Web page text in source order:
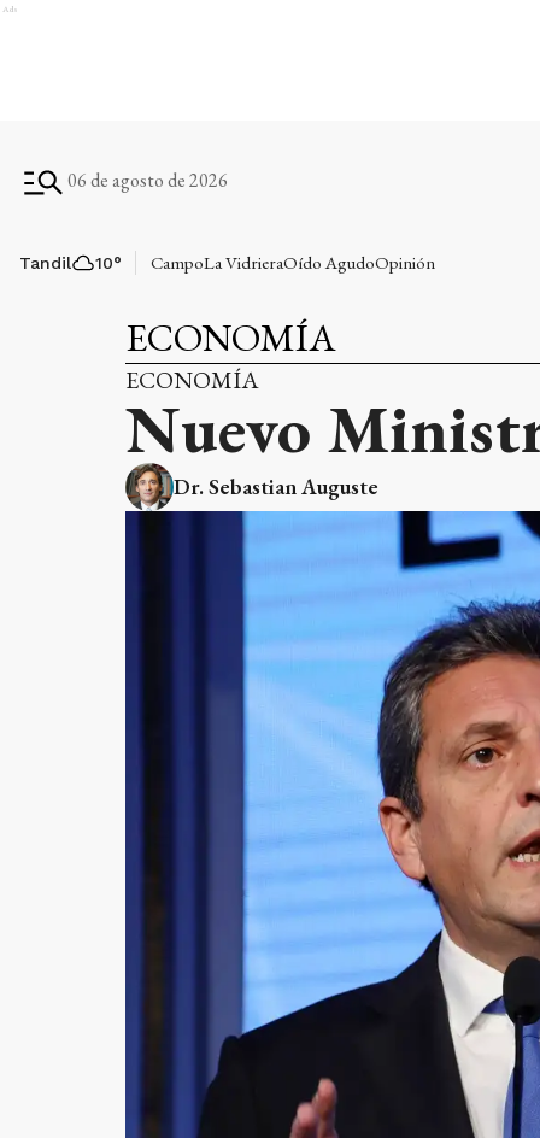
Ads
06 de agosto de 2026
Tandil 10° CampoLa VidrieraOído AgudoOpinión
ECONOMÍA
ECONOMÍA
Nuevo
Dr. Sebastian Auguste